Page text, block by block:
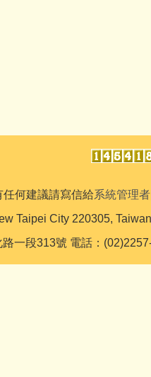
任何建議請寫信給系統管理者
Taipei City 220305,
一段313號 電話：